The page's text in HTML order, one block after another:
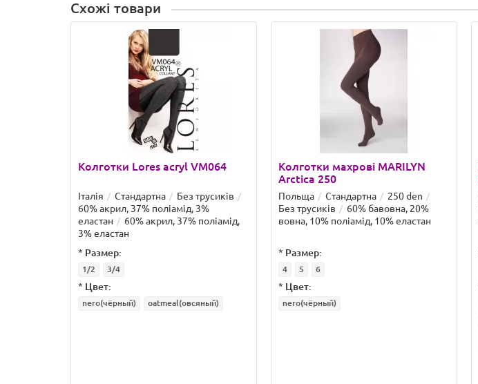
Схожі товари
Колготки Lores acryl VM064
Італія Стандартна
Без трусиків
60% акрил, 37% поліамід, 3%
еластан
60% акрил, 37% поліамід,
3% еластан
* Размер:
1/2 3/4
* Цвет:
nero(чёрный) oatmeal(овсяный)
Колготки махрові MARILYN
Arctica 250
Польща Стандартна
250 den
Без трусиків
60% бавовна, 20%
вовна, 10% поліамід, 10% еластан
* Размер:
4 5 6
* Цвет:
nero(чёрный)